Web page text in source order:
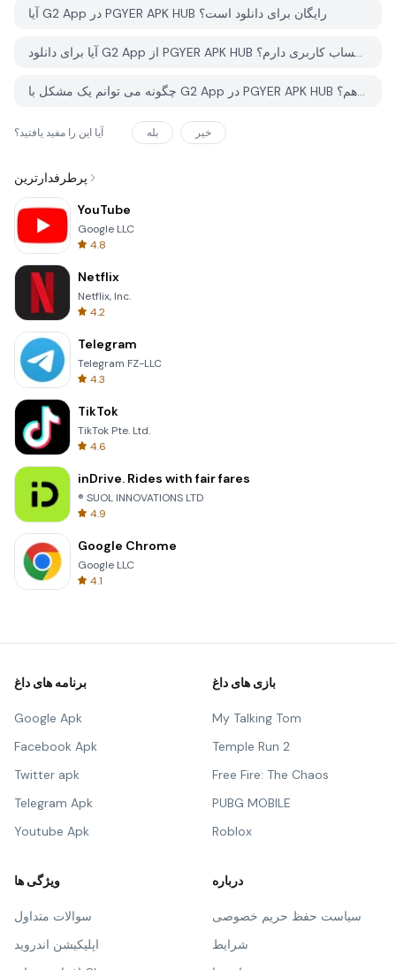
آیا G2 App در PGYER APK HUB رایگان برای دانلود است؟
آیا برای دانلود G2 App از PGYER APK HUB نیاز به حساب کاربری دارم؟
چگونه می توانم یک مشکل با G2 App در PGYER APK HUB گزارش دهم؟
آیا این را مفید یافتید؟ بله خیر
پرطرفدارترین
YouTube
Google LLC
4.8
Netflix
Netflix, Inc.
4.2
Telegram
Telegram FZ-LLC
4.3
TikTok
TikTok Pte. Ltd.
4.6
inDrive. Rides with fair fares
® SUOL INNOVATIONS LTD
4.9
Google Chrome
Google LLC
4.1
برنامه های داغ
Google Apk
Facebook Apk
Twitter apk
Telegram Apk
Youtube Apk
بازی های داغ
My Talking Tom
Temple Run 2
Free Fire: The Chaos
PUBG MOBILE
Roblox
ویژگی ها
سوالات متداول
اپلیکیشن اندروید
درباره
سیاست حفظ حریم خصوصی
شرایط